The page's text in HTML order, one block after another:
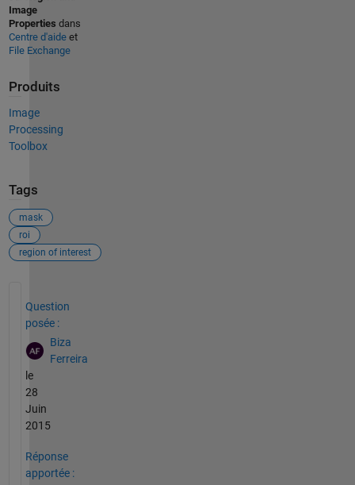
Image
Properties dans
Centre d'aideet
File Exchange
Produits
Image
Processing
Toolbox
Tags
mask
roi
region of interest
Question
posée :
Biza
Ferreira
le
28
Juin
2015
Réponse
apportée :